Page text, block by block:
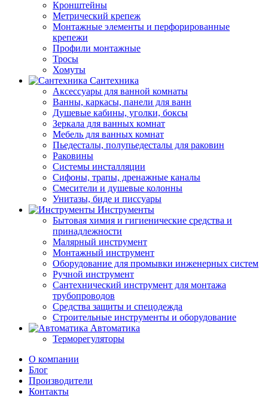
Кронштейны
Метрический крепеж
Монтажные элементы и перфорированные
крепежи
Профили монтажные
Тросы
Хомуты
Сантехника
Аксессуары для ванной комнаты
Ванны, каркасы, панели для ванн
Душевые кабины, уголки, боксы
Зеркала для ванных комнат
Мебель для ванных комнат
Пьедесталы, полупьедесталы для раковин
Раковины
Системы инсталляции
Сифоны, трапы, дренажные каналы
Смесители и душевые колонны
Унитазы, биде и писсуары
Инструменты
Бытовая химия и гигиенические средства и
принадлежности
Малярный инструмент
Монтажный инструмент
Оборудование для промывки инженерных систем
Ручной инструмент
Сантехнический инструмент для монтажа
трубопроводов
Средства защиты и спецодежда
Строительные инструменты и оборудование
Автоматика
Терморегуляторы
О компании
Блог
Производители
Контакты